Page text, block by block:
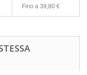
Fino a 39,80 €